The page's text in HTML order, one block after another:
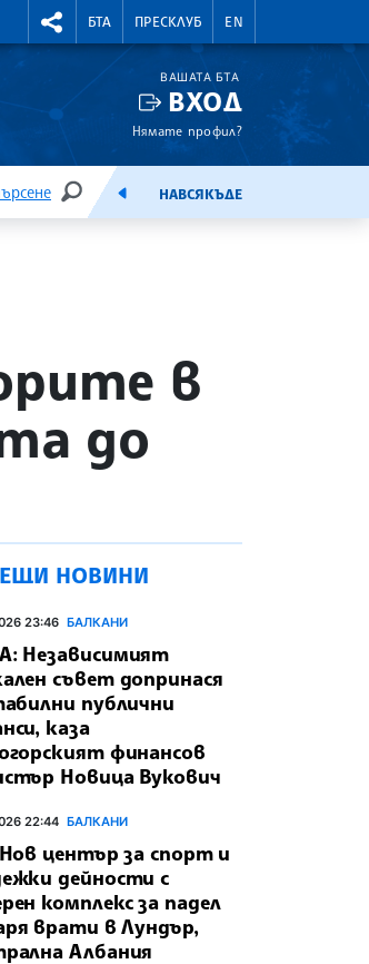
RIGHTMENU.SOCIAL
БТА ПРЕСКЛУБ EN
ВАШАТА БТА
ВХОД
Нямате профил?
ТЪРСЕНЕЕМИСИЯНАВСЯКЪДЕ
в
до
НОВИНИ
23:46 БАЛКАНИ
Независимият
съвет допринася
публични
каза
финансов
Новица Вукович
22:44 БАЛКАНИ
център за спорт и
дейности с
комплекс за падел
врати в Лундър,
Албания